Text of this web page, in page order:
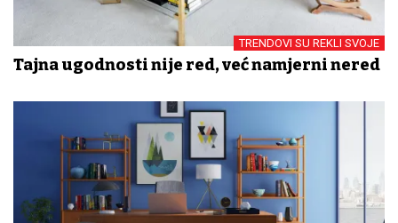
TRENDOVI SU REKLI SVOJE
Tajna ugodnosti nije red, već namjerni nered